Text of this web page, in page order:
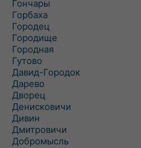
Гончары
Горбаха
Городец
Городище
Городная
Гутово
Давид-Городок
Дарево
Дворец
Денисковичи
Дивин
Дмитровичи
Добромысль